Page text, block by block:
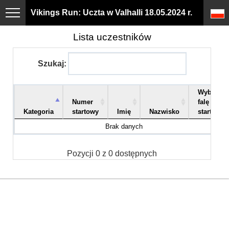
Vikings Run: Uczta w Valhalli 18.05.2024 r.
Lista uczestników
Szukaj:
Kategoria
Numer
startowy
Imię Nazwisko
Wybierz
falę
startową
Brak danych
Pozycji 0 z 0 dostępnych